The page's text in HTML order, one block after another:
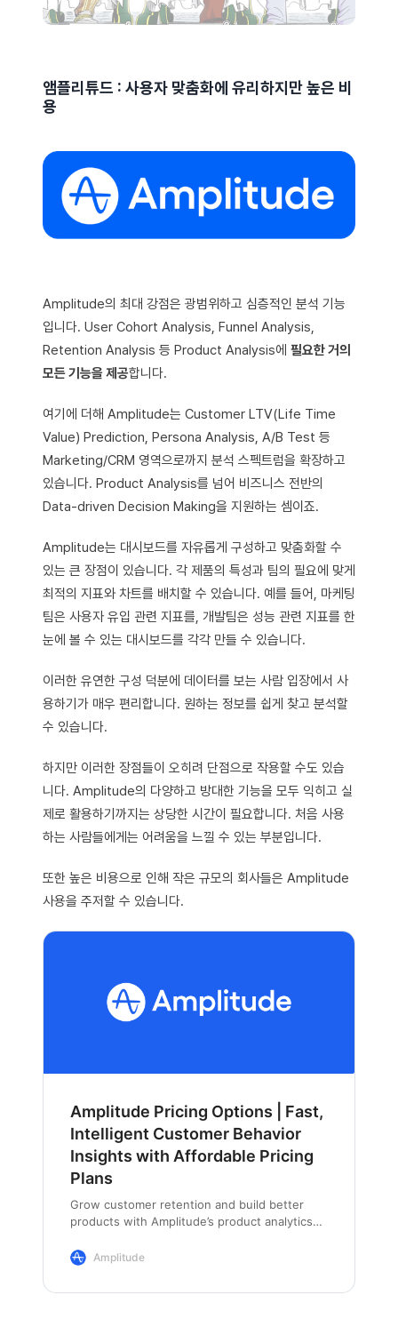
앰플리튜드 : 사용자 맞춤화에 유리하지만 높은 비
용
Amplitude의 최대 강점은 광범위하고 심층적인 분석 기능
입니다. User Cohort Analysis, Funnel Analysis,
Retention Analysis 등 Product Analysis에 필요한 거의
모든 기능을 제공합니다.
여기에 더해 Amplitude는 Customer LTV(Life Time
Value) Prediction, Persona Analysis, A/B Test 등
Marketing/CRM 영역으로까지 분석 스펙트럼을 확장하고
있습니다. Product Analysis를 넘어 비즈니스 전반의
Data-driven Decision Making을 지원하는 셈이죠.
Amplitude는 대시보드를 자유롭게 구성하고 맞춤화할 수
있는 큰 장점이 있습니다. 각 제품의 특성과 팀의 필요에 맞게
최적의 지표와 차트를 배치할 수 있습니다. 예를 들어, 마케팅
팀은 사용자 유입 관련 지표를, 개발팀은 성능 관련 지표를 한
눈에 볼 수 있는 대시보드를 각각 만들 수 있습니다.
이러한 유연한 구성 덕분에 데이터를 보는 사람 입장에서 사
용하기가 매우 편리합니다. 원하는 정보를 쉽게 찾고 분석할
수 있습니다.
하지만 이러한 장점들이 오히려 단점으로 작용할 수도 있습
니다. Amplitude의 다양하고 방대한 기능을 모두 익히고 실
제로 활용하기까지는 상당한 시간이 필요합니다. 처음 사용
하는 사람들에게는 어려움을 느낄 수 있는 부분입니다.
또한 높은 비용으로 인해 작은 규모의 회사들은 Amplitude
사용을 주저할 수 있습니다.
Amplitude Pricing Options | Fast,
Intelligent Customer Behavior
Insights with Affordable Pricing
Plans
Grow customer retention and build better
products with Amplitude’s product analytics
you. Amplitude